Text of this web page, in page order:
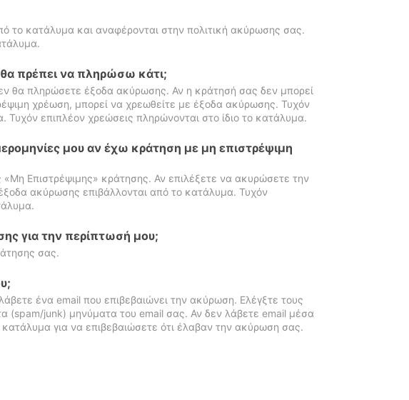
το κατάλυμα και αναφέρονται στην πολιτική ακύρωσης σας.
πρέπει να πληρώσω κάτι;
θα πληρώσετε έξοδα ακύρωσης. Αν η κράτησή σας δεν μπορεί
χρέωση, μπορεί να χρεωθείτε με έξοδα ακύρωσης. Τυχόν
επιπλέον χρεώσεις πληρώνονται στο ίδιο το κατάλυμα.
μου αν έχω κράτηση με μη επιστρέψιμη
«Μη Επιστρέψιμης» κράτησης. Αν επιλέξετε να ακυρώσετε την
ακύρωσης επιβάλλονται από το κατάλυμα. Τυχόν
για την περίπτωσή μου;
σας.
ένα email που επιβεβαιώνει την ακύρωση. Ελέγξτε τους
(spam/junk) μηνύματα του email σας. Αν δεν λάβετε email μέσα
για να επιβεβαιώσετε ότι έλαβαν την ακύρωση σας.